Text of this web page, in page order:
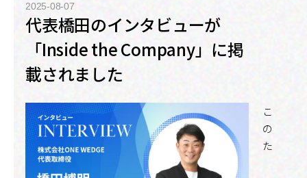
2025-08-07
代表橋田のインタビューが
「Inside the Company」に掲
載されました
こ
の
た